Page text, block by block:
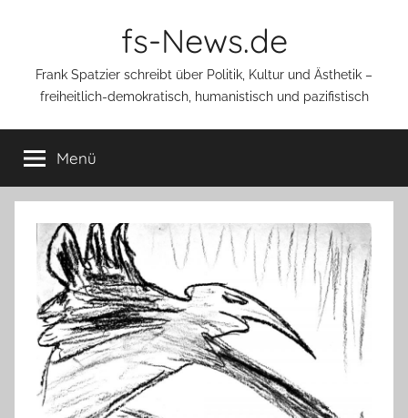
fs-News.de
Frank Spatzier schreibt über Politik, Kultur und Ästhetik –
freiheitlich-demokratisch, humanistisch und pazifistisch
Menü